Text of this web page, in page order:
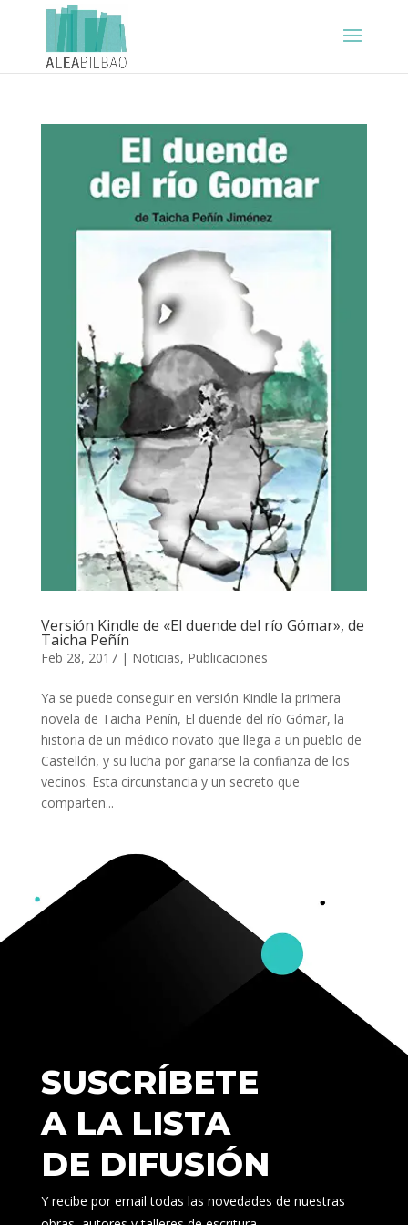
Versión Kindle de «El duende del río Gómar», de
Taicha Peñín
Feb 28, 2017| Noticias, Publicaciones
Ya se puede conseguir en versión Kindle la primera
novela de Taicha Peñín, El duende del río Gómar, la
historia de un médico novato que llega a un pueblo de
Castellón, y su lucha por ganarse la confianza de los
vecinos. Esta circunstancia y un secreto que
comparten...
SUSCRÍBETE
A LA LISTA
DE DIFUSIÓN
Y recibe por email todas las novedades de nuestras